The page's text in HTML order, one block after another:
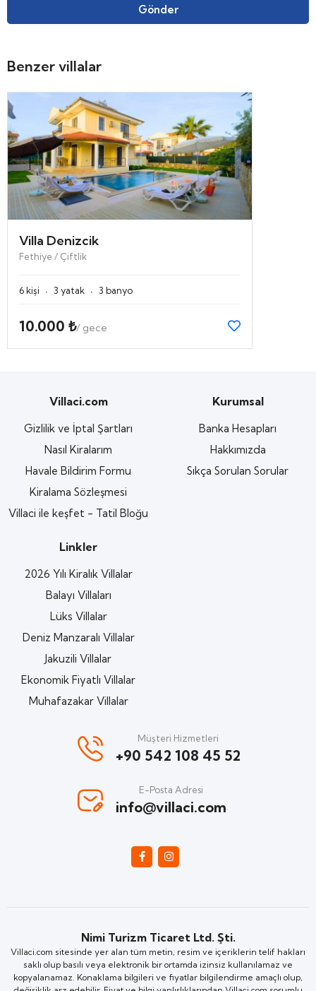
Gönder
Benzer villalar
Villa Denizcik
Fethiye / Çiftlik
6 kişi · 3 yatak · 3 banyo
10.000 ₺/ gece
Villaci.com
Gizlilik ve İptal Şartları
Nasıl Kiralarım
Havale Bildirim Formu
Kiralama Sözleşmesi
Villaci ile keşfet - Tatil Bloğu
Kurumsal
Banka Hesapları
Hakkımızda
Sıkça Sorulan Sorular
Linkler
2026 Yılı Kiralık Villalar
Balayı Villaları
Lüks Villalar
Deniz Manzaralı Villalar
Jakuzili Villalar
Ekonomik Fiyatlı Villalar
Muhafazakar Villalar
Müşteri Hizmetleri
+90 542 108 45 52
E-Posta Adresi
info@villaci.com
Nimi Turizm Ticaret Ltd. Şti.
Villaci.com sitesinde yer alan tüm metin, resim ve içeriklerin telif hakları
saklı olup basılı veya elektronik bir ortamda izinsiz kullanılamaz ve
kopyalanamaz. Konaklama bilgileri ve fiyatlar bilgilendirme amaçlı olup,